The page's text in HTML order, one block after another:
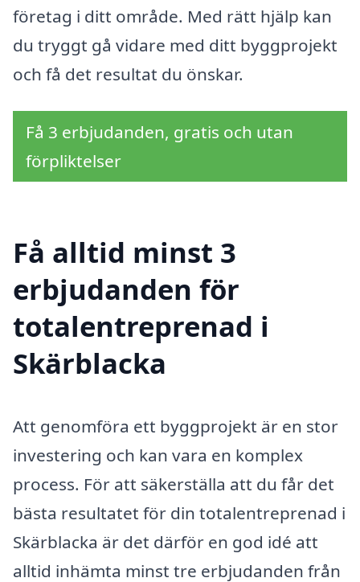
företag i ditt område. Med rätt hjälp kan
du tryggt gå vidare med ditt byggprojekt
och få det resultat du önskar.
Få 3 erbjudanden, gratis och utan
förpliktelser
Få alltid minst 3
erbjudanden för
totalentreprenad i
Skärblacka
Att genomföra ett byggprojekt är en stor
investering och kan vara en komplex
process. För att säkerställa att du får det
bästa resultatet för din totalentreprenad i
Skärblacka är det därför en god idé att
alltid inhämta minst tre erbjudanden från